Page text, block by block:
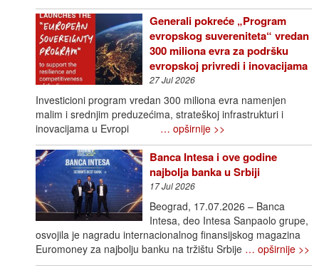
Generali pokreće „Program
evropskog suvereniteta“ vredan
300 miliona evra za podršku
evropskoj privredi i inovacijama
27 Jul 2026
Investicioni program vredan 300 miliona evra namenjen
malim i srednjim preduzećima, strateškoj infrastrukturi i
inovacijama u Evropi … opširnije >>
Banca Intesa i ove godine
najbolja banka u Srbiji
17 Jul 2026
Beograd, 17.07.2026 – Banca
Intesa, deo Intesa Sanpaolo grupe,
osvojila je nagradu internacionalnog finansijskog magazina
Euromoney za najbolju banku na tržištu Srbije … opširnije >>